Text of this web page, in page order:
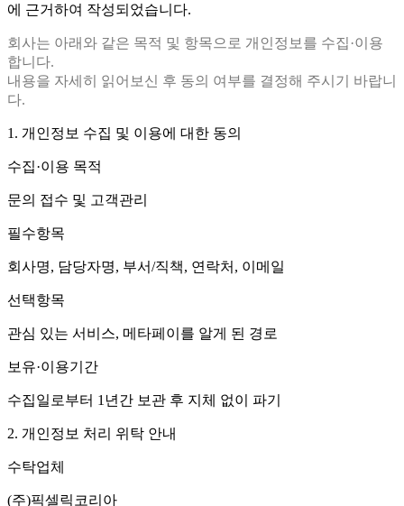
에 근거하여 작성되었습니다.
회사는 아래와 같은 목적 및 항목으로 개인정보를 수집·이용
합니다.
내용을 자세히 읽어보신 후 동의 여부를 결정해 주시기 바랍니
다.
1. 개인정보 수집 및 이용에 대한 동의
수집·이용 목적
문의 접수 및 고객관리
필수항목
회사명, 담당자명, 부서/직책, 연락처, 이메일
선택항목
관심 있는 서비스, 메타페이를 알게 된 경로
보유·이용기간
수집일로부터 1년간 보관 후 지체 없이 파기
2. 개인정보 처리 위탁 안내
수탁업체
(주)픽셀릭코리아